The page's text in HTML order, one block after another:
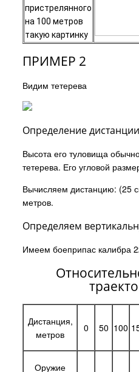
пристрелянного
на 100 метров
такую картинку
ПРИМЕР 2
Видим тетерева
Определение дистанции
Высота его туловища
тетерева. Его угловой
Вычисляем дистанцию: (25
метров.
Определяем
Имеем боеприпас калибра
Дистанция,
метров
0 50 100
Оружие